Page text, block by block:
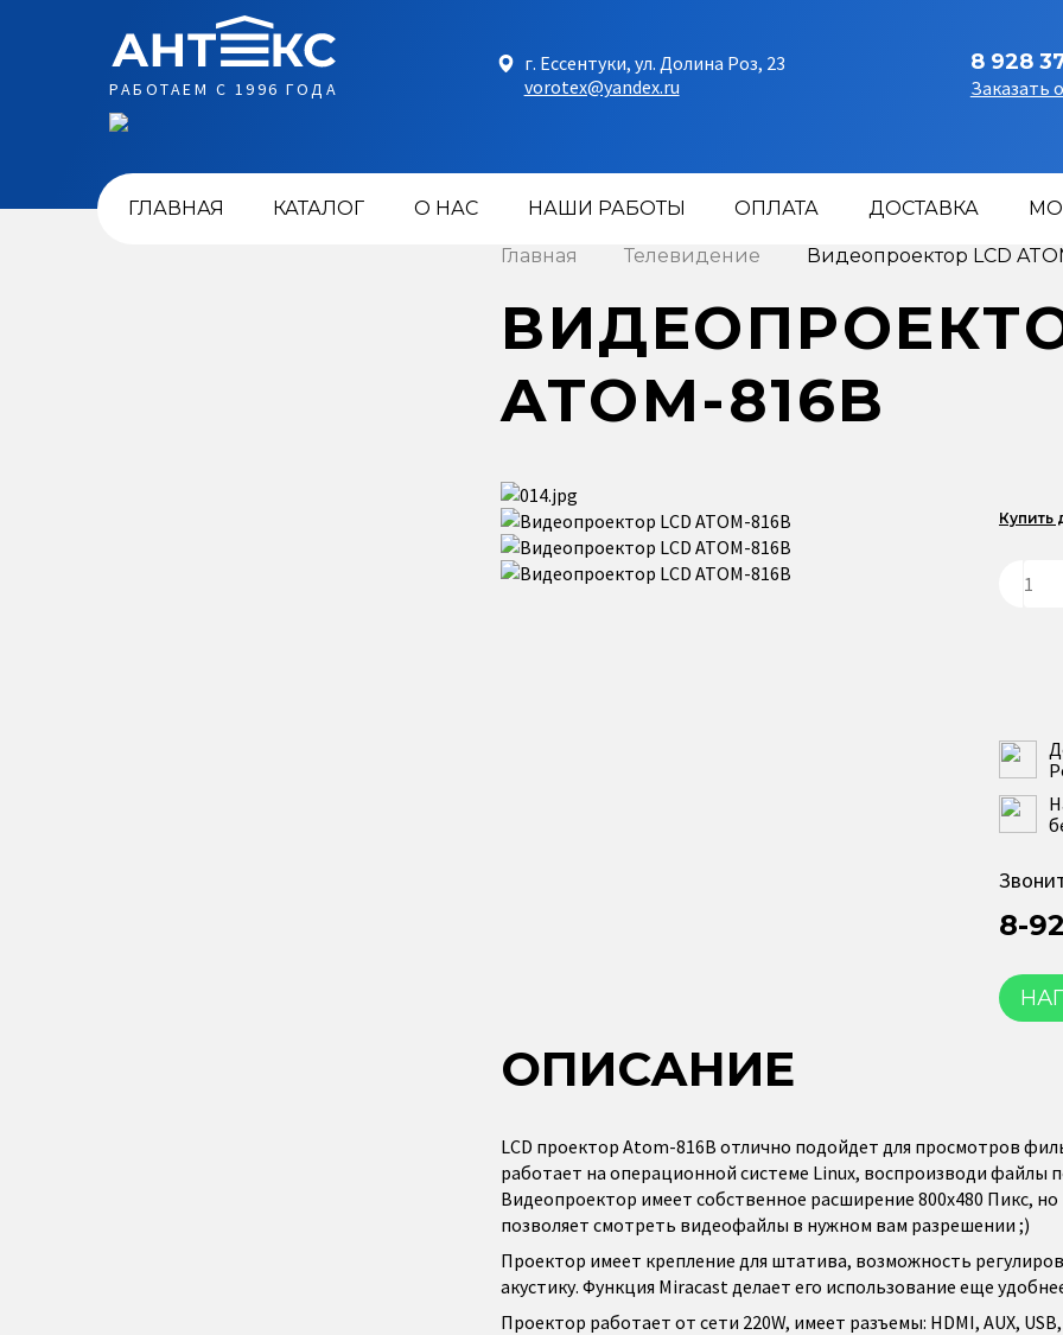
РАБОТАЕМ С 1996 ГОДА
г. Ессентуки, ул. Долина Роз, 23
vorotex@yandex.ru
8 928
Заказать
ГЛАВНАЯ КАТАЛОГ О НАС НАШИ РАБОТЫ ОПЛАТА ДОСТАВКА
Главная Телевидение Видеопроектор LCD
ATOM-816B
Купить
8-
ОПИСАНИЕ
LCD проектор Atom-816B отлично подойдет для просмотров
работает на операционной системе Linux, воспроизводи файлы
Видеопроектор имеет собственное расширение 800x480 Пикс,
позволяет смотреть видеофайлы в нужном вам разрешении ;)
Проектор имеет крепление для штатива, возможность
акустику. Функция Miracast делает его использование еще
Проектор работает от сети 220W, имеет разъемы: HDMI, AUX, USB,